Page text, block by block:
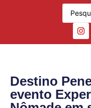
Destino
evento